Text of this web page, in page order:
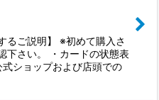
るご説明】 ※初めて購入さ
下さい。 ・カードの状態表
ショップおよび店頭での